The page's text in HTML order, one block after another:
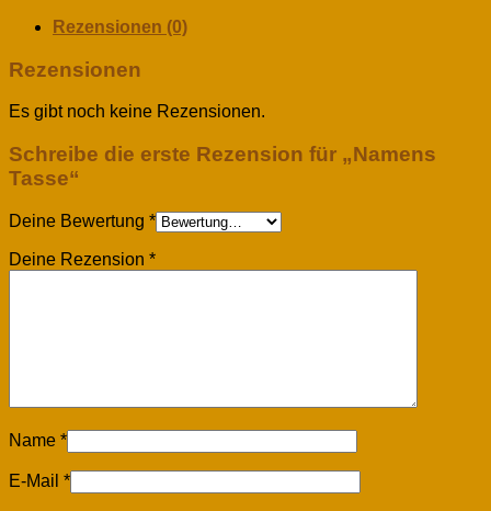
Rezensionen (0)
Rezensionen
Es gibt noch keine Rezensionen.
Schreibe die erste Rezension für „Namens
Tasse“
Deine Bewertung *
Deine Rezension *
Name *
E-Mail *